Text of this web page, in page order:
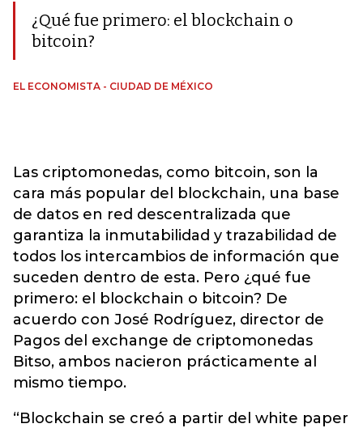
¿Qué fue primero: el blockchain o
bitcoin?
EL ECONOMISTA - CIUDAD DE MÉXICO
Las criptomonedas, como bitcoin, son la
cara más popular del blockchain, una base
de datos en red descentralizada que
garantiza la inmutabilidad y trazabilidad de
todos los intercambios de información que
suceden dentro de esta. Pero ¿qué fue
primero: el blockchain o bitcoin? De
acuerdo con José Rodríguez, director de
Pagos del exchange de criptomonedas
Bitso, ambos nacieron prácticamente al
mismo tiempo.
“Blockchain se creó a partir del white paper